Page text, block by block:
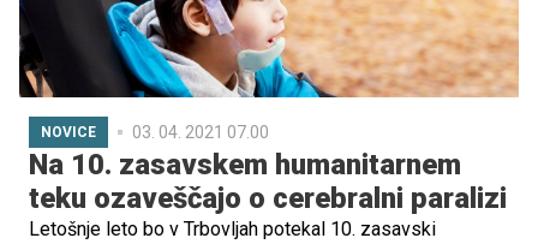
Preverite, kakšno počitniško varstvo, dejavnosti in
delavnice ponujajo v različnih mestnih občinah!
NOVICE 03. 04. 2021 07.00
Na 10. zasavskem humanitarnem
teku ozaveščajo o cerebralni paralizi
Letošnje leto bo v Trbovljah potekal 10. zasavski